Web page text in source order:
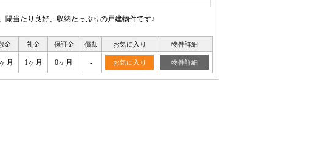
陽当たり良好、収納たっぷりの戸建物件です♪
金 礼金 保証金 償却 お気に入り 物件詳細
月 1ヶ月 0ヶ月 - お気に入り 物件詳細